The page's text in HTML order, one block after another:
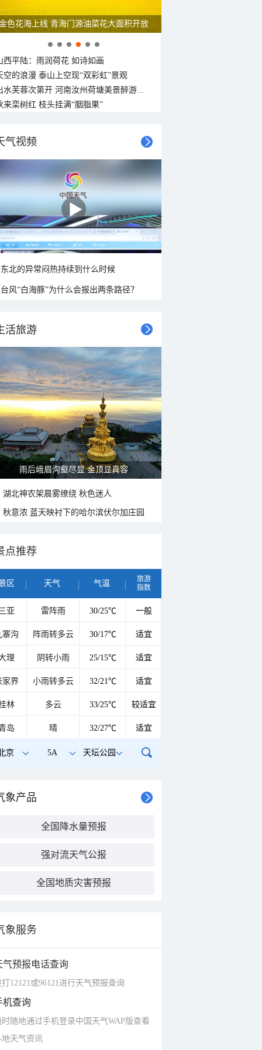
色花海上线 青海门源油菜花大面积开放
西平陆：雨润荷花 如诗如画
空的浪漫 泰山上空现“双彩虹”景观
水芙蓉次第开 河南汝州荷塘美景醉游...
来栾树红 枝头挂满“胭脂果”
气视频
东北的异常闷热持续到什么时候
台风“白海豚”为什么会报出两条路径？
活旅游
雨后峨眉沟壑尽显 金顶显真容
湖北神农架晨雾缭绕 秋色迷人
秋意浓 蓝天映衬下的哈尔滨伏尔加庄园
点推荐
区 天气 气温
旅游
指数
亚 雷阵雨 30/25℃ 一般
寨沟 阵雨转多云 30/17℃ 适宜
理 阴转小雨 25/15℃ 适宜
家界 小雨转多云 32/21℃ 适宜
林 多云 33/25℃ 较适宜
岛 晴 32/27℃ 适宜
京 5A 天坛公园
象产品
全国降水量预报
强对流天气公报
全国地质灾害预报
象服务
气预报电话查询
打12121或96121进行天气预报查询
机查询
时随地通过手机登录中国天气WAP版查看
地天气资讯